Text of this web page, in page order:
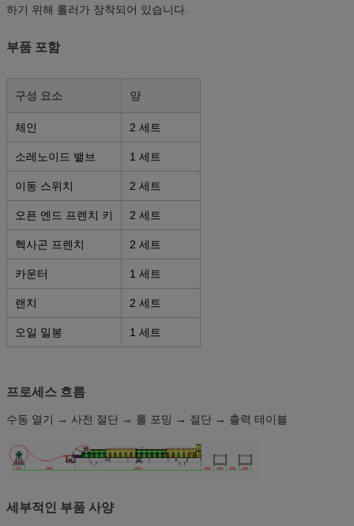
하기 위해 롤러가 장착되어 있습니다.
부품 포함
구성 요소 양
체인 2 세트
소레노이드 밸브 1 세트
이동 스위치 2 세트
오픈 엔드 프렌치 키 2 세트
헥사곤 프렌치 2 세트
카운터 1 세트
랜치 2 세트
오일 밀봉 1 세트
프로세스 흐름
수동 열기 → 사전 절단 → 롤 포밍 → 절단 → 출력 테이블
세부적인 부품 사양